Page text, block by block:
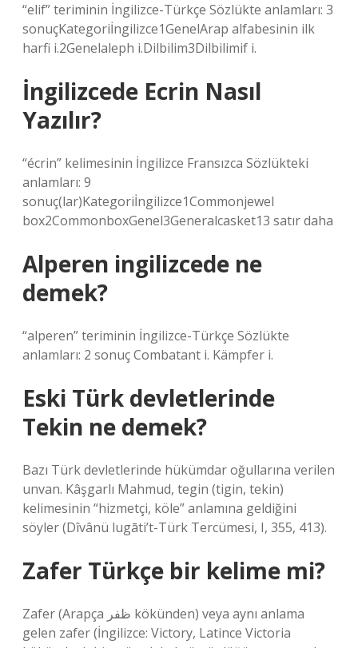
“elif” teriminin İngilizce-Türkçe Sözlükte anlamları: 3
sonuçKategoriİngilizce1GenelArap alfabesinin ilk
harfi i.2Genelaleph i.Dilbilim3Dilbilimif i.
İngilizcede Ecrin Nasıl
Yazılır?
“écrin” kelimesinin İngilizce Fransızca Sözlükteki
anlamları: 9
sonuç(lar)Kategoriİngilizce1Commonjewel
box2CommonboxGenel3Generalcasket13 satır daha
Alperen ingilizcede ne
demek?
“alperen” teriminin İngilizce-Türkçe Sözlükte
anlamları: 2 sonuç Combatant i. Kämpfer i.
Eski Türk devletlerinde
Tekin ne demek?
Bazı Türk devletlerinde hükümdar oğullarına verilen
unvan. Kâşgarlı Mahmud, tegin (tigin, tekin)
kelimesinin “hizmetçi, köle” anlamına geldiğini
söyler (Dîvânü lugāti’t-Türk Tercümesi, I, 355, 413).
Zafer Türkçe bir kelime mi?
Zafer (Arapça ظفر kökünden) veya aynı anlama
gelen zafer (İngilizce: Victory, Latince Victoria